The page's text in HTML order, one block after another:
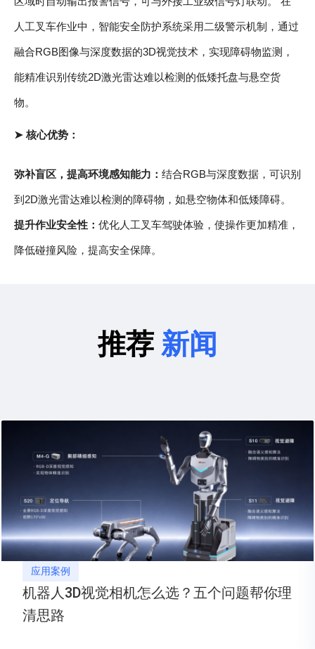
人工叉车作业中，智能安全防护系统采用二级警示机制，通过
融合RGB图像与深度数据的3D视觉技术，实现障碍物监测，
能精准识别传统2D激光雷达难以检测的低矮托盘与悬空货
物。
➤ 核心优势：
弥补盲区，提高环境感知能力： 结合RGB与深度数据，可识别
到2D激光雷达难以检测的障碍物，如悬空物体和低矮障碍。
提升作业安全性： 优化人工叉车驾驶体验，使操作更加精准，
降低碰撞风险，提高安全保障。
推荐 新闻
应用案例
机器人3D视觉相机怎么选？五个问题帮你理
清思路